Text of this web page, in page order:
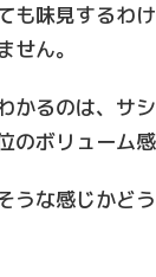
も味見するわ
せん。
かるのは、サ
のボリューム感
うな感じかど